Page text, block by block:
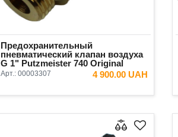
Предохранительный
пневматический клапан воздуха
G 1" Putzmeister 740 Original
Арт.: 00003307 4 900.00 UAH
В КОРЗИНУ